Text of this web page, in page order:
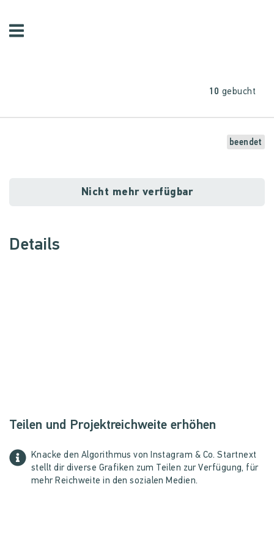
10 gebucht
beendet
Nicht mehr verfügbar
Details
Teilen und Projektreichweite erhöhen
Knacke den Algorithmus von Instagram & Co. Startnext
stellt dir diverse Grafiken zum Teilen zur Verfügung, für
mehr Reichweite in den sozialen Medien.